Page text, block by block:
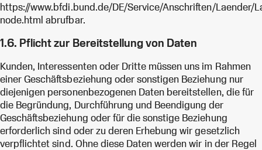
https://www.bfdi.bund.de/DE/Service/Anschriften/Laender/
node.html abrufbar.
1.6. Pflicht zur Bereitstellung von Daten
Kunden, Interessenten oder Dritte müssen uns im Rahmen
einer Geschäftsbeziehung oder sonstigen Beziehung nur
diejenigen personenbezogenen Daten bereitstellen, die für
die Begründung, Durchführung und Beendigung der
Geschäftsbeziehung oder für die sonstige Beziehung
erforderlich sind oder zu deren Erhebung wir gesetzlich
verpflichtet sind. Ohne diese Daten werden wir in der Regel